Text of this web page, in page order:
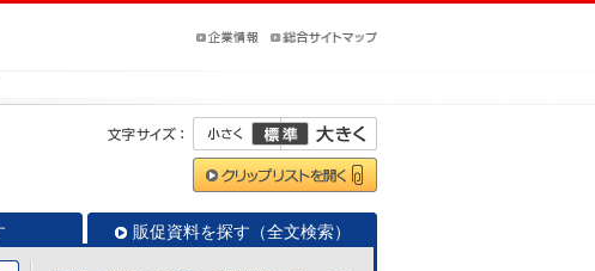
販促資料を探す（全文検索）